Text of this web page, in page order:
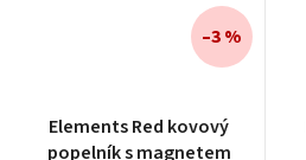
Elements Red kovový
popelník s magnetem
–3 %